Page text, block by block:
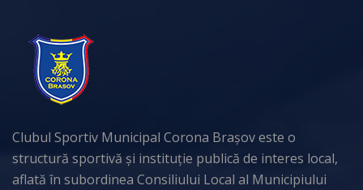
Clubul Sportiv Municipal Corona Brașov este o
structură sportivă și instituție publică de interes local,
aflată în subordinea Consiliului Local al Municipiului